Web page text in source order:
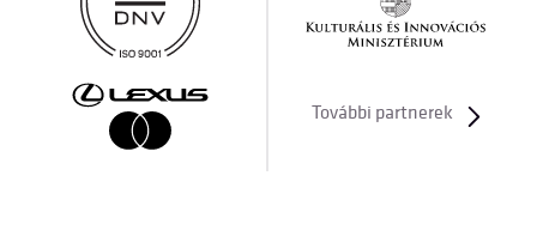
További partnerek